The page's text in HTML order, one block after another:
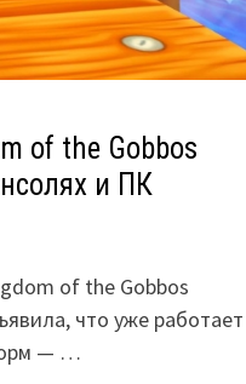
of the Gobbos
и ПК
of the Gobbos
что уже работает
— …